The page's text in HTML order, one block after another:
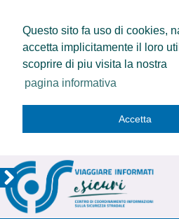
Questo sito fa uso di cookies,
accetta implicitamente il loro
scoprire di piu visita la nostra
pagina informativa
Accetta